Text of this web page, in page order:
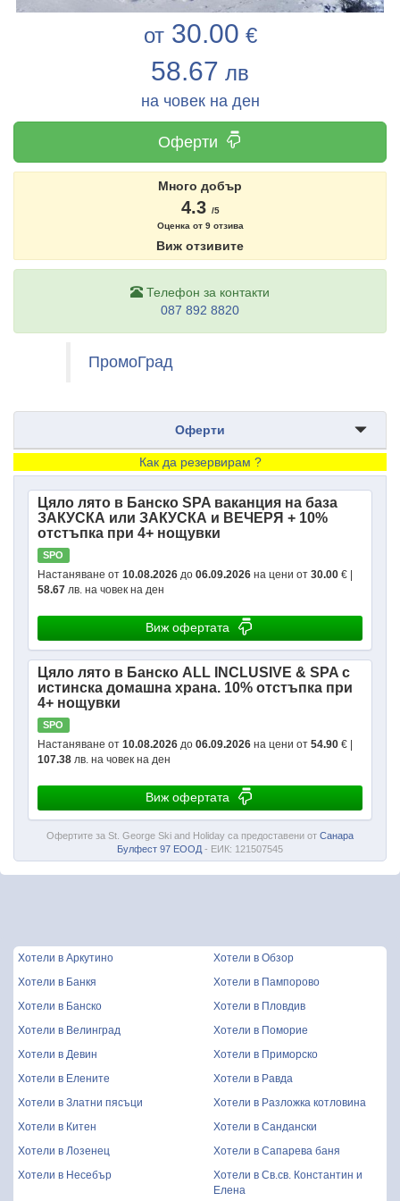
от30.00 €
58.67 лв
на човек на ден
Оферти
Много добър
4.3 /5
Оценка от 9отзива
Виж отзивите
Телефон за контакти
087 892 8820
ПромоГрад
Оферти
Как да резервирам ?
Цяло лято в Банско SPA ваканция на база
ЗАКУСКА или ЗАКУСКА и ВЕЧЕРЯ + 10%
отстъпка при 4+ нощувки
SPO
Настаняване от 10.08.2026 до 06.09.2026 на цени от 30.00 € |
58.67 лв. на човек на ден
Виж офертата
Цяло лято в Банско ALL INCLUSIVE & SPA с
истинска домашна храна. 10% отстъпка при
4+ нощувки
SPO
Настаняване от 10.08.2026 до 06.09.2026 на цени от 54.90 € |
107.38 лв. на човек на ден
Виж офертата
Офертите за St. George Ski and Holiday са предоставени от Санара
Булфест 97 ЕООД - ЕИК: 121507545
Хотели в Аркутино
Хотели в Банкя
Хотели в Банско
Хотели в Велинград
Хотели в Девин
Хотели в Елените
Хотели в Златни пясъци
Хотели в Китен
Хотели в Лозенец
Хотели в Несебър
Хотели в Обзор
Хотели в Пампорово
Хотели в Пловдив
Хотели в Поморие
Хотели в Приморско
Хотели в Равда
Хотели в Разложка котловина
Хотели в Сандански
Хотели в Сапарева баня
Хотели в Св.св. Константин и
Елена